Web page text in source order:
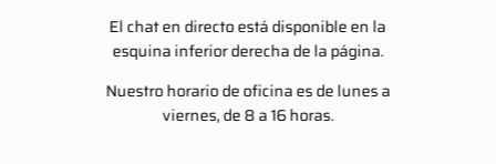
El chat en directo está disponible en la
esquina inferior derecha de la página.
Nuestro horario de oficina es de lunes a
viernes, de 8 a 16 horas.